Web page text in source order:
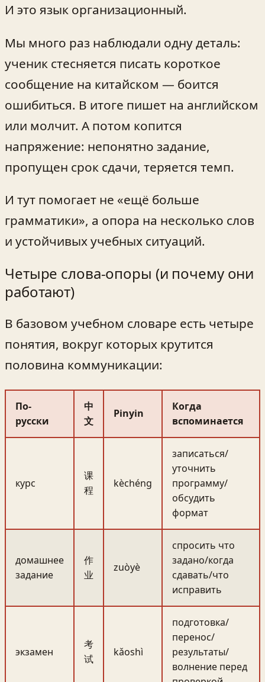
И это язык организационный.
Мы много раз наблюдали одну деталь:
ученик стесняется писать короткое
сообщение на китайском — боится
ошибиться. В итоге пишет на английском
или молчит. А потом копится
напряжение: непонятно задание,
пропущен срок сдачи, теряется темп.
И тут помогает не «ещё больше
грамматики», а опора на несколько слов
и устойчивых учебных ситуаций.
Четыре слова-опоры (и почему они
работают)
В базовом учебном словаре есть четыре
понятия, вокруг которых крутится
половина коммуникации:
По-
русски
中
文
Pinyin
Когда
вспоминается
курс
课
程
kèchéng
записаться/
уточнить
программу/
обсудить
формат
домашнее
задание
作
业
zuòyè
спросить что
задано/когда
сдавать/что
исправить
экзамен
考
试
kǎoshì
подготовка/
перенос/
результаты/
волнение перед